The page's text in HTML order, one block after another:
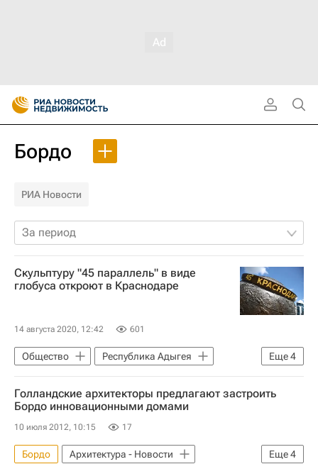
Бордо
РИА Новости
За период
Скульптуру "45 параллель" в виде
глобуса откроют в Краснодаре
14 августа 2020, 12:42 601
Еще4
Общество
Республика Адыгея
Марк Захаров
Русское географическое общество
Евразия
Новости - Недвижимость
Голландские архитекторы предлагают застроить
Бордо инновационными домами
10 июля 2012, 10:15 17
Еще4
Бордо
Архитектура - Новости